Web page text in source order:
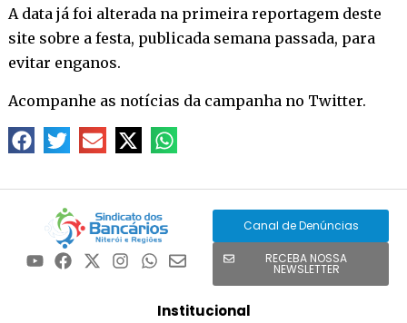
A data já foi alterada na primeira reportagem deste
site sobre a festa, publicada semana passada, para
evitar enganos.
Acompanhe as notícias da campanha no Twitter.
Canal de Denúncias
RECEBA NOSSA
NEWSLETTER
Institucional